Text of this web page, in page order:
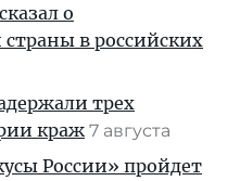
о
в российских
трех
краж 7 августа
России» пройдет